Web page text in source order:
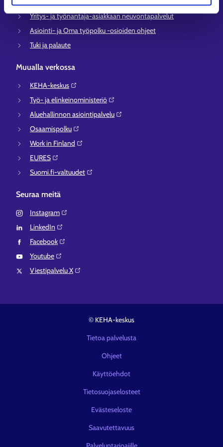
Yritys- ja työnantaja-asiakkaan neuvontapalvelut
Asiointi- ja Oma työpolku -osioiden ohjeet
Tuki ja palaute
Muualla verkossa
KEHA-keskus⁠
Työ- ja elinkeinoministeriö⁠
Aluehallinnon asiointipalvelu⁠
Osaamispolku⁠
Work in Finland⁠
EURES⁠
Suomi.fi-valtuudet⁠
Seuraa meitä
Instagram⁠
LinkedIn⁠
Facebook⁠
Youtube⁠
Viestipalvelu X⁠
© KEHA-keskus
Tietoa palvelusta
Ohjeet
Käyttöehdot
Tietosuojaselosteet
Evästeseloste
Saavutettavuus